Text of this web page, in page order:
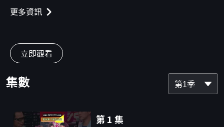
週六晚間7點【信吉衛視】82頻道
更多資訊
立即觀看
集數 第1季
第 1 集